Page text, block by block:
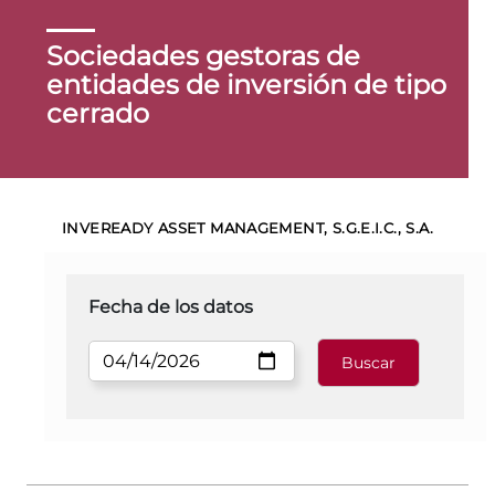
Sociedades gestoras de
entidades de inversión de tipo
cerrado
INVEREADY ASSET MANAGEMENT, S.G.E.I.C., S.A.
Fecha de los datos